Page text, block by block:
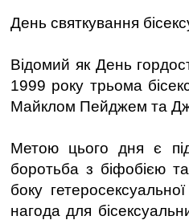
День святкування
Відомий як День
1999 року трьома
Майклом Пейджем та
Метою цього дня є
боротьба з біфобією
боку
нагода для